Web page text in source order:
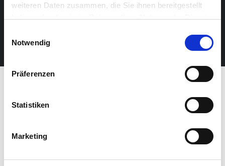
weiteren Daten zusammen, die Sie ihnen bereitgestellt
haben oder die sie im Rahmen Ihrer Nutzung der Dienste
Notwendig
Präferenzen
Statistiken
Marketing
VERANSTALTUNG VERPASST?
JETZT UNSEREN NEWSLETTER ABONNIEREN